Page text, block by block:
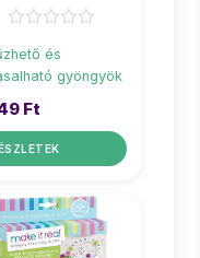
és
gyöngyök
Ft